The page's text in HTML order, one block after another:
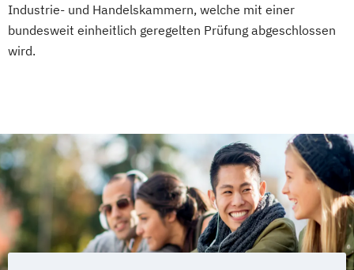
Industrie- und Handelskammern, welche mit einer
bundesweit einheitlich geregelten Prüfung abgeschlossen
wird.